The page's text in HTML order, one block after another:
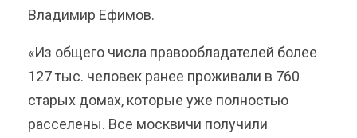
Владимир Ефимов.
«Из общего числа правообладателей более
127 тыс. человек ранее проживали в 760
старых домах, которые уже полностью
расселены. Все москвичи получили